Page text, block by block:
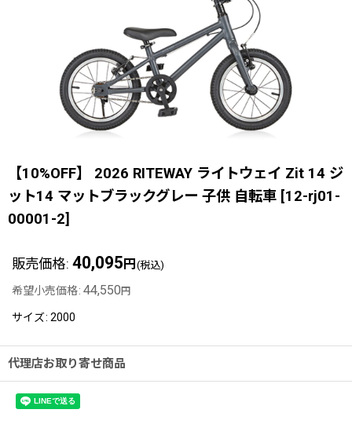
【10%OFF】 2026 RITEWAY ライトウェイ Zit 14 ジ
ット14 マットブラックグレー 子供 自転車 [12-rj01-
00001-2]
販売価格: 40,095 円 (税込)
希望小売価格: 44,550 円
サイズ: 2000
代理店お取り寄せ商品